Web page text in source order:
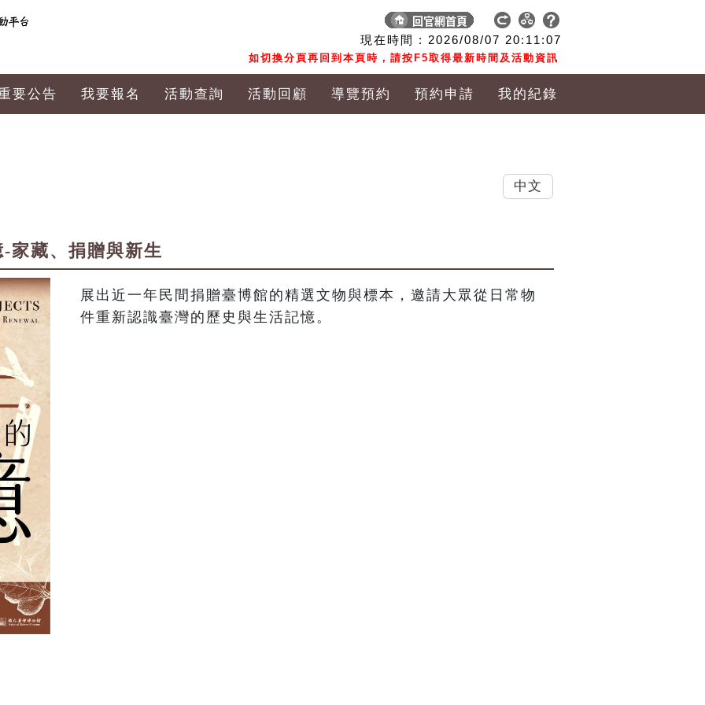
現在時間 : 2026/08/07 20:11:07
如切換分頁再回到本頁時，請按F5取得最新時間及活動資訊
要公告 我要報名 活動查詢 活動回顧 導覽預約 預約申請 我的紀錄
家藏、捐贈與新生
展出近一年民間捐贈臺博館的精選文物與標本，邀請大眾從日常物
件重新認識臺灣的歷史與生活記憶。